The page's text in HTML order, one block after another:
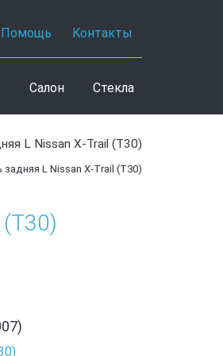
Помощь Контакты
Салон Стекла
L Nissan X-Trail (T30)
L Nissan X-Trail (T30)